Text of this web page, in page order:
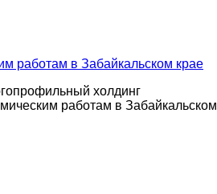
холдинг
работам в Забайкальском